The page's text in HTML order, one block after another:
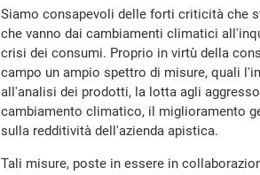
Siamo consapevoli delle forti criticità che
che vanno dai cambiamenti climatici
crisi dei consumi. Proprio in virtù della
campo un ampio spettro di misure, quali
all'analisi dei prodotti, la lotta agli
cambiamento climatico, il miglioramento
sulla redditività dell'azienda apistica.
Tali misure, poste in essere in